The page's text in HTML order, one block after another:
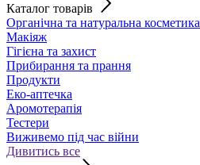
Каталог товарів
Органічна та натуральна косметика
Макіяж
Гігієна та захист
Прибирання та прання
Продукти
Еко-аптечка
Аромотерапія
Тестери
Виживемо під час війни
Дивитись все